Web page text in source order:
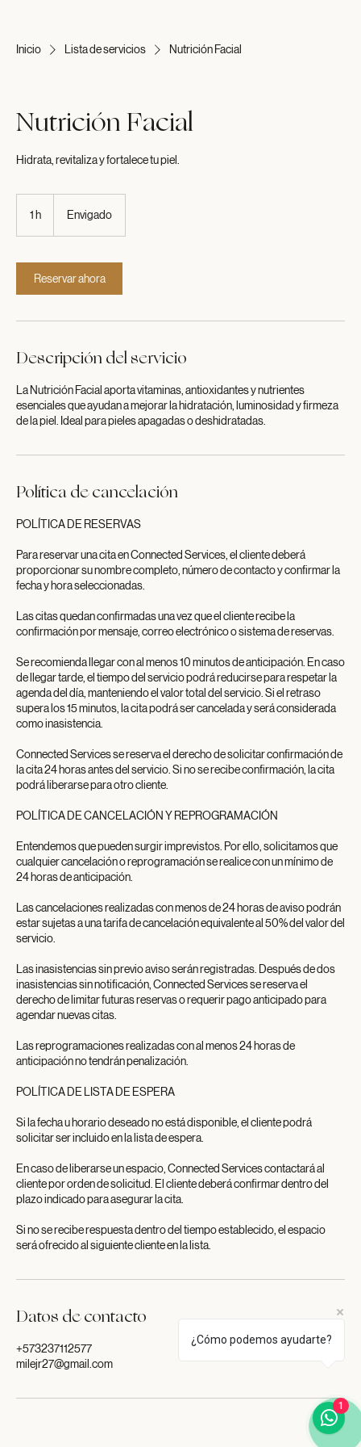
Inicio Lista de servicios Nutrición Facial
Nutrición Facial
Hidrata, revitaliza y fortalece tu piel.
1 h Envigado
Reservar ahora
Descripción del servicio
La Nutrición Facial aporta vitaminas, antioxidantes y nutrientes
esenciales que ayudan a mejorar la hidratación, luminosidad y firmeza
de la piel. Ideal para pieles apagadas o deshidratadas.
Política de cancelación
POLÍTICA DE RESERVAS
Para reservar una cita en Connected Services, el cliente deberá
proporcionar su nombre completo, número de contacto y confirmar la
fecha y hora seleccionadas.
Las citas quedan confirmadas una vez que el cliente recibe la
confirmación por mensaje, correo electrónico o sistema de reservas.
Se recomienda llegar con al menos 10 minutos de anticipación. En caso
de llegar tarde, el tiempo del servicio podrá reducirse para respetar la
agenda del día, manteniendo el valor total del servicio. Si el retraso
supera los 15 minutos, la cita podrá ser cancelada y será considerada
como inasistencia.
Connected Services se reserva el derecho de solicitar confirmación de
la cita 24 horas antes del servicio. Si no se recibe confirmación, la cita
podrá liberarse para otro cliente.
POLÍTICA DE CANCELACIÓN Y REPROGRAMACIÓN
Entendemos que pueden surgir imprevistos. Por ello, solicitamos que
cualquier cancelación o reprogramación se realice con un mínimo de
24 horas de anticipación.
Las cancelaciones realizadas con menos de 24 horas de aviso podrán
estar sujetas a una tarifa de cancelación equivalente al 50% del valor del
servicio.
Las inasistencias sin previo aviso serán registradas. Después de dos
inasistencias sin notificación, Connected Services se reserva el
derecho de limitar futuras reservas o requerir pago anticipado para
agendar nuevas citas.
Las reprogramaciones realizadas con al menos 24 horas de
anticipación no tendrán penalización.
POLÍTICA DE LISTA DE ESPERA
Si la fecha u horario deseado no está disponible, el cliente podrá
solicitar ser incluido en la lista de espera.
En caso de liberarse un espacio, Connected Services contactará al
cliente por orden de solicitud. El cliente deberá confirmar dentro del
plazo indicado para asegurar la cita.
Si no se recibe respuesta dentro del tiempo establecido, el espacio
Datos de contacto
+573237112577
milejr27@gmail.com
¿Cómo podemos ayudarte?
1